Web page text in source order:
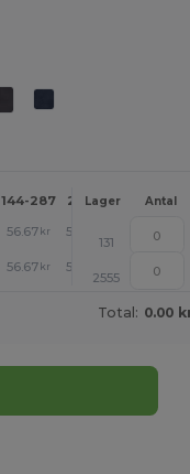
144-287 288 + Mere
Lager Antal
56.67 kr 53.91
131
56.67 kr 53.91
2555
Total: 0.00